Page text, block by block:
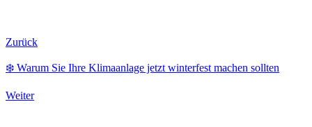
Zurück
❄️ Warum Sie Ihre Klimaanlage jetzt winterfest machen sollten
Weiter